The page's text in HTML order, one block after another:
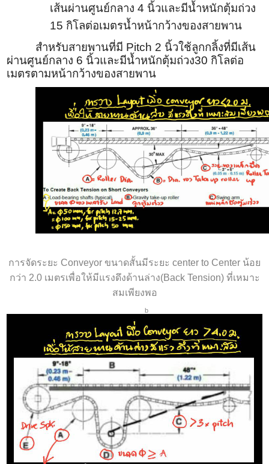
เส้นผ่านศูนย์กลาง4 นิ้วและมีน้ำหนักตุ้มถ่วง
15 กิโลต่อเมตรน้ำหน้ากว้างของสายพาน
สำหรับสายพานที่มี Pitch 2 นิ้วใช้ลูกกลิ้งที่มีเส้น
ผ่านศูนย์กลาง 6 นิ้วและมีน้ำหนักตุ้มถ่วง30 กิโลต่อ
เมตรตามหน้ากว้างของสายพาน
การจัดระยะ Conveyor ขนาดสั้นมีระยะ center to Center น้อย
กว่า 2.0 เมตรเพื่อให้มีแรงดึงด้านล่าง(Back Tension) ที่เหมาะ
สมเพียงพอ
b